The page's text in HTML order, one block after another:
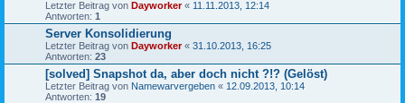
Letzter Beitrag von Dayworker« 11.11.2013, 12:14
Antworten: 1
Server Konsolidierung
Letzter Beitrag von Dayworker« 31.10.2013, 16:25
Antworten: 23
[solved] Snapshot da, aber doch nicht ?!? (Gelöst)
Letzter Beitrag von Namewarvergeben « 12.09.2013, 10:14
Antworten: 19